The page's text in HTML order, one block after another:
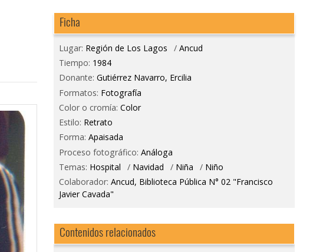
Ficha
Lugar: Región de Los Lagos / Ancud
Tiempo: 1984
Donante: Gutiérrez Navarro, Ercilia
Formatos: Fotografía
Color o cromía: Color
Estilo: Retrato
Forma: Apaisada
Proceso fotográfico: Análoga
Temas: Hospital / Navidad / Niña / Niño
Colaborador: Ancud, Biblioteca Pública N° 02 "Francisco
Javier Cavada"
Contenidos relacionados